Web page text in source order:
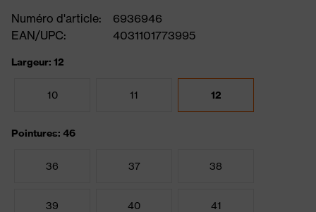
Numéro d'article:
6936946
EAN/UPC:
4031101773995
Largeur: 12
10 11 12
Pointures: 46
36 37 38
39 40 41